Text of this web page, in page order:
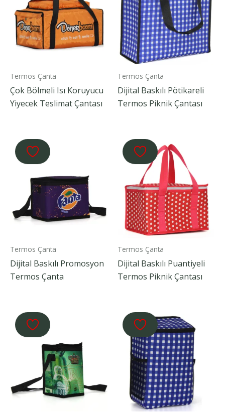
Termos Çanta
Çok Bölmeli Isı Koruyucu
Yiyecek Teslimat Çantası
Termos Çanta
Dijital Baskılı Pötikareli
Termos Piknik Çantası
Termos Çanta
Dijital Baskılı Promosyon
Termos Çanta
Termos Çanta
Dijital Baskılı Puantiyeli
Termos Piknik Çantası